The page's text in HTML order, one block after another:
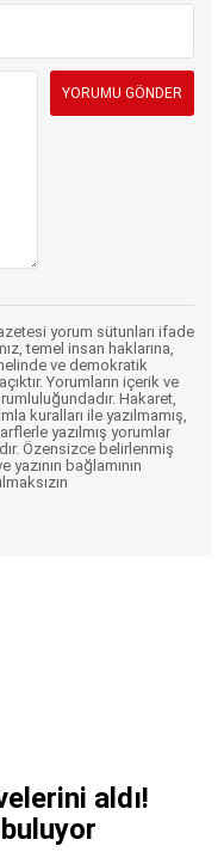
yorum sütunları ifade
temel insan haklarına,
ve demokratik
Yorumların içerik ve
Hakaret,
kuralları ile yazılmamış,
yazılmış yorumlar
Özensizce belirlenmiş
yazının bağlamının
aldı!